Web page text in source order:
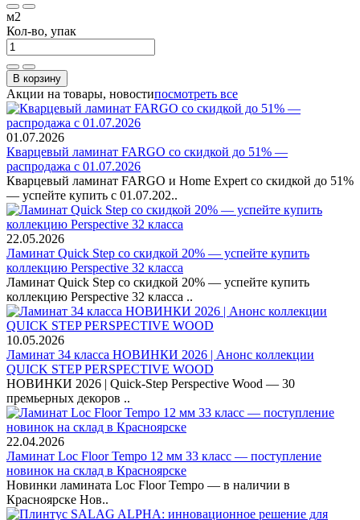
м2
Кол-во, упак
В корзину
Акции на товары, новостипосмотреть все
01.07.2026
Кварцевый ламинат FARGO со скидкой до 51% —
распродажа с 01.07.2026
Кварцевый ламинат FARGO и Home Expert со скидкой до 51%
— успейте купить с 01.07.202..
22.05.2026
Ламинат Quick Step со скидкой 20% — успейте купить
коллекцию Perspective 32 класса
Ламинат Quick Step со скидкой 20% — успейте купить
коллекцию Perspective 32 класса ..
10.05.2026
Ламинат 34 класса НОВИНКИ 2026 | Анонс коллекции
QUICK STEP PERSPECTIVE WOOD
НОВИНКИ 2026 | Quick-Step Perspective Wood — 30
премьерных декоров ..
22.04.2026
Ламинат Loc Floor Tempo 12 мм 33 класс — поступление
новинок на склад в Красноярске
Новинки ламината Loc Floor Tempo — в наличии в
Красноярске Нов..